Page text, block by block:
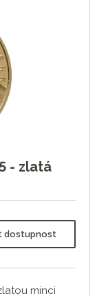
- zlatá
dostupnost
minci